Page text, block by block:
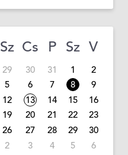
Sz Cs P Sz V
29 30 31 1
2
5 6 7 8
9
12 13 14 15
16
19 20 21 22
23
26 27 28 29
30
2 3 4 5 6